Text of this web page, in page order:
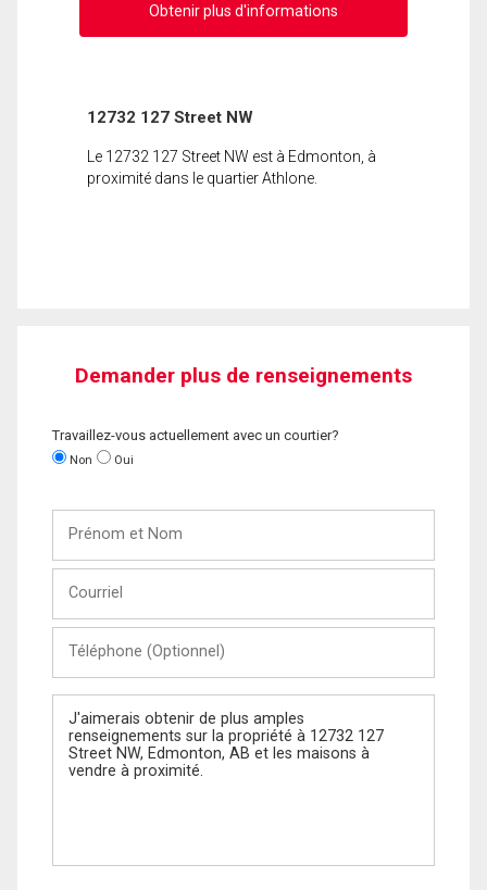
Obtenir plus d'informations
12732 127 Street NW
Le 12732 127 Street NW est à Edmonton, à
proximité dans le quartier Athlone.
Demander plus de renseignements
Travaillez-vous actuellement avec un courtier?
Non Oui
Nom
(Optionnel)
Message